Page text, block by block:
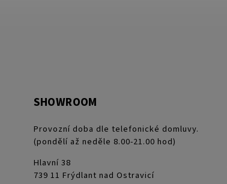
SHOWROOM
Provozní doba dle telefonické domluvy.
(pondělí až neděle 8.00-21.00 hod)
Hlavní 38
739 11 Frýdlant nad Ostravicí